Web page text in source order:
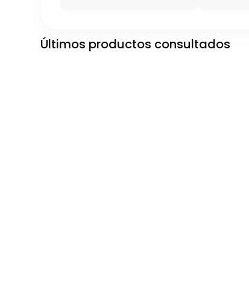
Últimos productos consultados